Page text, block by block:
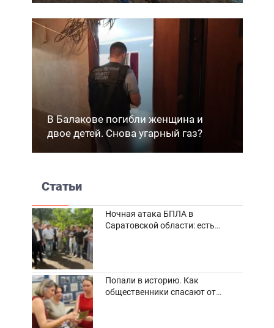
В Балакове погибли женщина и
двое детей. Снова угарный газ?
Статьи
Ночная атака БПЛА в
Саратовской области: есть
Попали в историю. Как
общественники спасают от